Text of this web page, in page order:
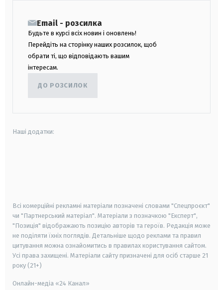
Email - розсилка
Будьте в курсі всіх новин і оновлень!
Перейдіть на сторінку наших розсилок, щоб
обрати ті, що відповідають вашим
інтересам.
ДО РОЗСИЛОК
Наші додатки:
Всі комерційні рекламні матеріали позначені словами "Спецпроєкт"
чи "Партнерський матеріал". Матеріали з позначкою "Експерт",
"Позиція" відображають позицію авторів та героїв. Редакція може
не поділяти їхніх поглядів. Детальніше щодо реклами та правил
цитування можна ознайомитись в правилах користування сайтом.
Усі права захищені. Матеріали сайту призначені для осіб старше 21
року (21+)
Онлайн-медіа «24 Канал»